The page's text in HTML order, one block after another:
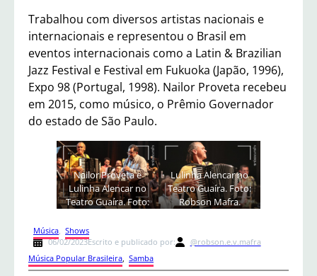
Trabalhou com diversos artistas nacionais e
internacionais e representou o Brasil em
eventos internacionais como a Latin & Brazilian
Jazz Festival e Festival em Fukuoka (Japão, 1996),
Expo 98 (Portugal, 1998). Nailor Proveta recebeu
em 2015, como músico, o Prêmio Governador
do estado de São Paulo.
Nailor Proveta e
Lulinha Alencar no
Teatro Guaíra. Foto:
Lulinha Alencar no
Teatro Guaíra. Foto:
Robson Mafra.
Música, Shows
06/02/2023Escrito e publicado por:
@robson.e.v.mafra
Música Popular Brasileira, Samba